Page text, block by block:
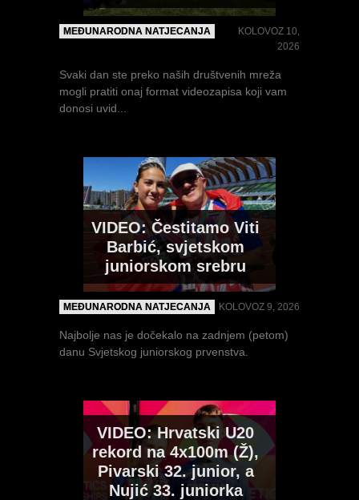
MEĐUNARODNA NATJECANJA
KOLOVOZ 10,
2026
Svaki dan ste preko naših društvenih mreža
mogli pratiti onaj format videozapisa koji vam
donosi uvid...
VIDEO: Čestitamo Viti
Barbić, svjetskom
juniorskom srebru
MEĐUNARODNA NATJECANJA KOLOVOZ 9, 2026
Najbolje nas je dočekalo na zadnjem (petom)
danu Svjetskog juniorskog prvenstva.
VIDEO: Hrvatski U20
rekord na 4x100m (Ž),
Pivarski 32. junior, a
Nujić 33. juniorka
seniore i seniorke 2026
MULTIMEDIJA SRPANJ 29, 2026
Puno toga snimljeno (ne samo u prijenosu)...
FOTO: Pojedinačno
prvenstvo Hrvatske za
seniore i seniorke 2026
MULTIMEDIJA SRPANJ 27, 2026
prvenstvo: "Odličan je
osjećaj doći ovdje s
INTERVJU I IZJAVE KOLOVOZ 7, 2026
NUJIĆ na svom prvom
globalnom natjecanju,
hoda 5000m na SPU20:
"Presretna sam što je
natjecanje baš u
Eugeneu"
Jutarnji hodački dan Svjetskog juniorskog
prvenstva za Hrvatsku...